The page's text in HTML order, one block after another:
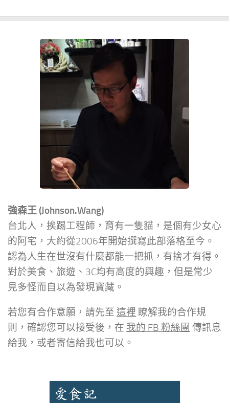
強森王 (Johnson.Wang)
台北人，挨踢工程師，育有一隻貓，是個有少女心
的阿宅，大約從2006年開始撰寫此部落格至今。
認為人生在世沒有什麼都能一把抓，有捨才有得。
對於美食、旅遊、3C均有高度的興趣，但是常少
見多怪而自以為發現寶藏。
若您有合作意願，請先至 這裡 瞭解我的合作規
則，確認您可以接受後，在 我的 FB 粉絲團 傳訊息
給我，或者寄信給我也可以。